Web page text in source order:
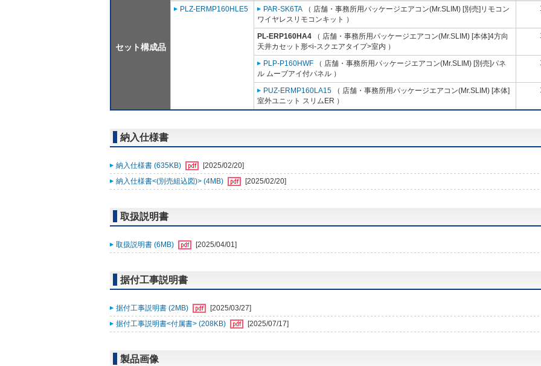
セット構成品
PLZ-ERMP160HLE5
PAR-SK6TA （ 店舗・事務所用パッケージエアコン(Mr.SLIM) [別売]リモコン
ワイヤレスリモコンキット ）
PL-ERP160HA4 （ 店舗・事務所用パッケージエアコン(Mr.SLIM) [本体]4方向
天井カセット形<i-スクエアタイプ>室内 ）
PLP-P160HWF （ 店舗・事務所用パッケージエアコン(Mr.SLIM) [別売]パネ
ル ムーブアイ付パネル ）
PUZ-ERMP160LA15 （ 店舗・事務所用パッケージエアコン(Mr.SLIM) [本体]
室外ユニット スリムER ）
納入仕様書
納入仕様書 (635KB)
[2025/02/20]
納入仕様書<(別売組込図)> (4MB)
[2025/02/20]
取扱説明書
取扱説明書 (6MB) [2025/04/01]
据付工事説明書
据付工事説明書 (2MB)
[2025/03/27]
据付工事説明書<付属書> (208KB)
[2025/07/17]
製品画像